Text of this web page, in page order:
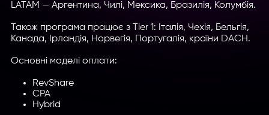
LATAM — Аргентина, Чилі, Мексика, Бразилія, Колумбія.
Також програма працює з Tier 1: Італія, Чехія, Бельгія,
Канада, Ірландія, Норвегія, Португалія, країни DACH.
Основні моделі оплати:
RevShare
CPA
Hybrid